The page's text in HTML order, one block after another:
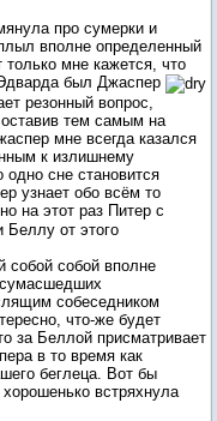
про сумерки и
вполне определенный
мне кажется, что
был Джаспер
резонный вопрос,
тем самым на
мне всегда казался
к излишнему
сне становится
узнает обо всём то
но на этот раз Питер с
Беллу от этого
собой вполне
собеседником
что-же будет
за Беллой присматривает
в то время как
беглеца. Вот бы
встряхнула